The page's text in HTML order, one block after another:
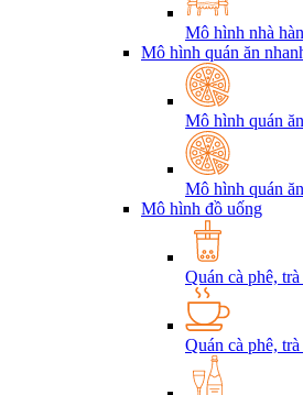
Mô hình nhà
Mô hình quán ăn
Mô hình quán
Mô hình quán
Mô hình đồ uống
Quán cà phê,
Quán cà phê,